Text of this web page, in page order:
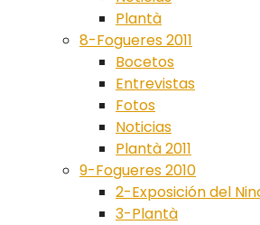
Plantà
8-Fogueres 2011
Bocetos
Entrevistas
Fotos
Noticias
Plantà 2011
9-Fogueres 2010
2-Exposición del
3-Plantà